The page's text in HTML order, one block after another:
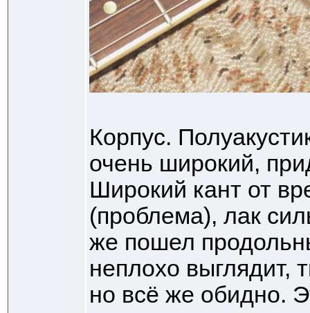
Корпус.
очень широкий,
Широкий кант от
(проблема), лак
же пошел
неплохо выглядит,
но всё же обидно.